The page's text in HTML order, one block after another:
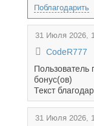
Поблагодарить
31 Июля 2026,
CodeR777
Пользователь
бонус(ов)
Текст
31 Июля 2026,